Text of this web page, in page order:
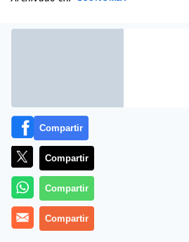
Más información
Compartir
Compartir
Compartir
Compartir